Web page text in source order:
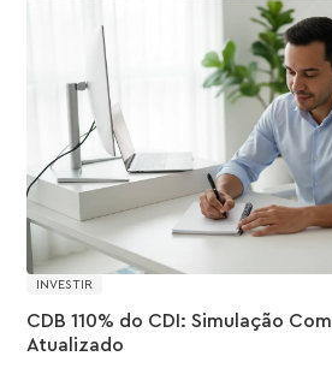
INVESTIR
CDB 110% do CDI: Simulação
Atualizado